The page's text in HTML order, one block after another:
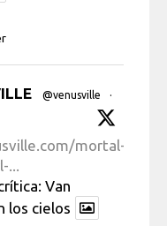
@venusville
·
mortal-
Van
los cielos